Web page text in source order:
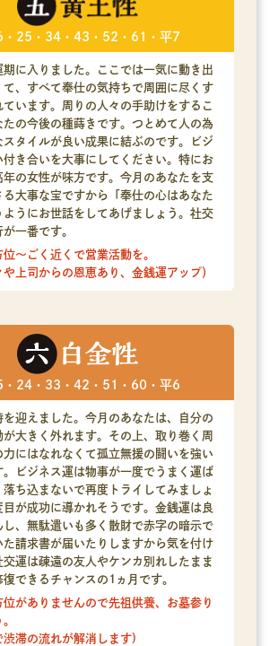
・25・34・43・52・61・平7
期に入りました。ここでは一気に動き出
て、すべて奉仕の気持ちで周囲に尽くす
います。周りの人々の手助けをするこ
たの今後の種蒔きです。つとめて人の為
スタイルが良い成果に結ぶのです。ビジ
付き合いを大事にしてください。特にお
年の女性が味方です。今月のあなたを支
大事な宝ですから「奉仕の心はあなた
ようにお世話をしてあげましょう。社交
一番です。
～ごく近くで営業活動を。
や上司からの恩恵あり、金銭運アップ）
・24・33・42・51・60・平6
を迎えました。今月のあなたは、自分の
大きく外れます。その上、取り巻く周
力にはなれなくて孤立無援の闘いを強い
。ビジネス運は物事が一度でうまく運ば
落ち込まないで再度トライしてみましょ
目が成功に導かれそうです。金銭運は良
し、無駄遣いも多く散財で赤字の暗示で
た請求書が届いたりしますから気を付け
交運は疎遠の友人やケンカ別れしたまま
できるチャンスの1ヵ月です。
がありませんので先祖供養、お墓参り
渋滞の流れが解消します)